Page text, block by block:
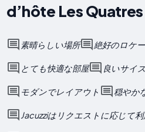
d’hôte Les
素晴らしい場所 絶好のロケ
とても快適な部屋 良いサイ
モダンでレイアウト 穏やか
Jacuzziはリクエストに応じて